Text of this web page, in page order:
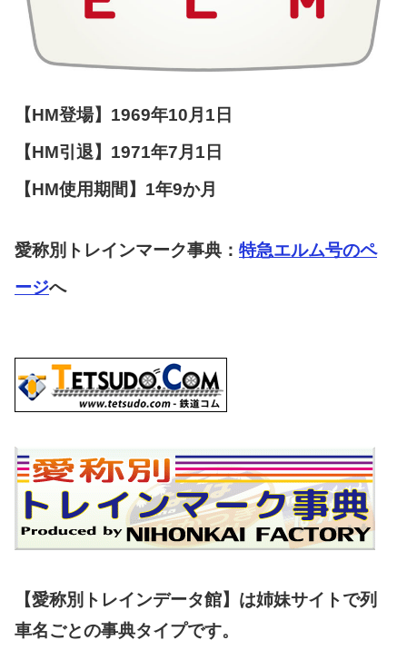
【HM登場】1969年10月1日
【HM引退】1971年7月1日
【HM使用期間】1年9か月
愛称別トレインマーク事典： 特急エルム号のペ
ージへ
【愛称別トレインデータ館】は姉妹サイトで列
車名ごとの事典タイプです。